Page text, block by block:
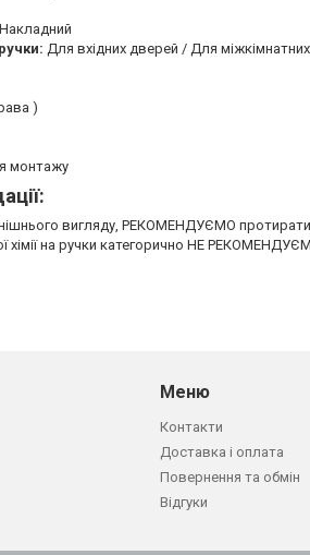
Накладний
Для вхідних дверей / Для
)
монтажу
вигляду, РЕКОМЕНДУЄМО
хімії на ручки категорично НЕ
Меню
Контакти
Доставка і оплата
Повернення та обмін
Відгуки